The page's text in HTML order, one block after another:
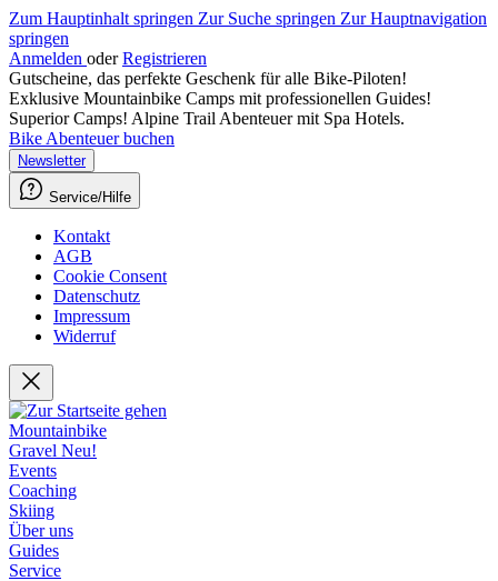
Zum Hauptinhalt springen Zur Suche springen Zur Hauptnavigation
springen
Anmelden oder Registrieren
Gutscheine, das perfekte Geschenk für alle Bike-Piloten!
Exklusive Mountainbike Camps mit professionellen Guides!
Superior Camps! Alpine Trail Abenteuer mit Spa Hotels.
Bike Abenteuer buchen
Newsletter
Service/Hilfe
Kontakt
AGB
Cookie Consent
Datenschutz
Impressum
Widerruf
Mountainbike
Gravel Neu!
Events
Coaching
Skiing
Über uns
Guides
Service